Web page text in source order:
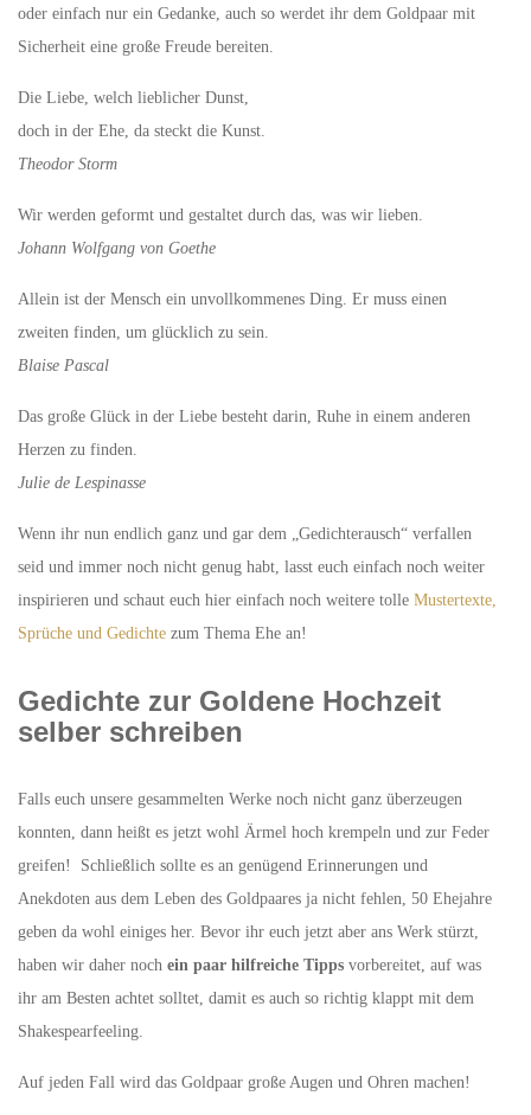
oder einfach nur ein Gedanke, auch so werdet ihr dem Goldpaar mit
Sicherheit eine große Freude bereiten.
Die Liebe, welch lieblicher Dunst,
doch in der Ehe, da steckt die Kunst.
Theodor Storm
Wir werden geformt und gestaltet durch das, was wir lieben.
Johann Wolfgang von Goethe
Allein ist der Mensch ein unvollkommenes Ding. Er muss einen
zweiten finden, um glücklich zu sein.
Blaise Pascal
Das große Glück in der Liebe besteht darin, Ruhe in einem anderen
Herzen zu finden.
Julie de Lespinasse
Wenn ihr nun endlich ganz und gar dem „Gedichterausch“ verfallen
seid und immer noch nicht genug habt, lasst euch einfach noch weiter
inspirieren und schaut euch hier einfach noch weitere tolle Mustertexte,
Sprüche und Gedichte zum Thema Ehe an!
Gedichte zur Goldene Hochzeit
selber schreiben
Falls euch unsere gesammelten Werke noch nicht ganz überzeugen
konnten, dann heißt es jetzt wohl Ärmel hoch krempeln und zur Feder
greifen! Schließlich sollte es an genügend Erinnerungen und
Anekdoten aus dem Leben des Goldpaares ja nicht fehlen, 50 Ehejahre
geben da wohl einiges her. Bevor ihr euch jetzt aber ans Werk stürzt,
haben wir daher noch ein paar hilfreiche Tipps vorbereitet, auf was
ihr am Besten achtet solltet, damit es auch so richtig klappt mit dem
Shakespearfeeling.
Auf jeden Fall wird das Goldpaar große Augen und Ohren machen!